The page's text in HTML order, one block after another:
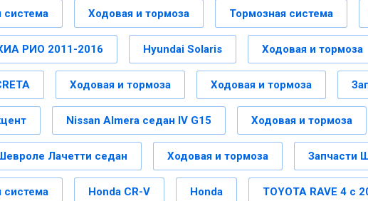
система Ходовая и тормоза Тормозная система
РИО 2011-2016 Hyundai Solaris Ходовая и тормоза
Ходовая и тормоза Ходовая и тормоза
Nissan Almera седан IV G15 Ходовая и тормоза
Лачетти седан Ходовая и тормоза Запчасти
система Honda CR-V Honda TOYOTA RAVE 4 с